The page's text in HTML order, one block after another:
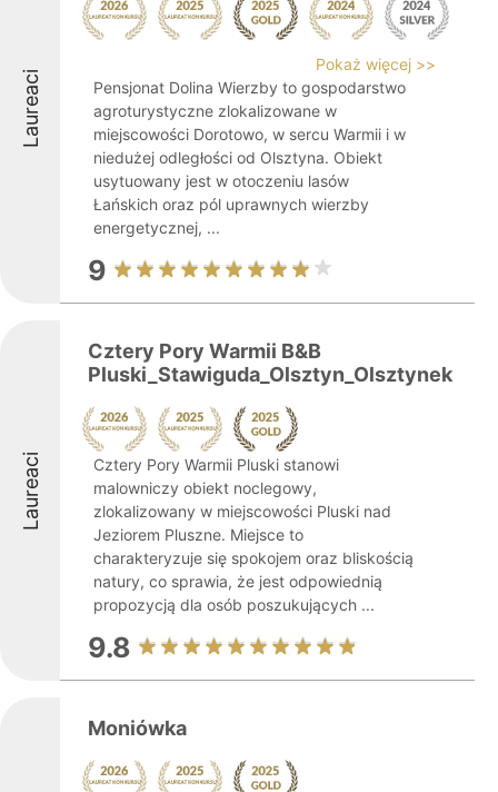
Laureaci
Pokaż więcej >>
Pensjonat Dolina Wierzby to gospodarstwo
agroturystyczne zlokalizowane w
miejscowości Dorotowo, w sercu Warmii i w
niedużej odległości od Olsztyna. Obiekt
usytuowany jest w otoczeniu lasów
Łańskich oraz pól uprawnych wierzby
energetycznej, ...
9
Laureaci
Cztery Pory Warmii B&B
Pluski_Stawiguda_Olsztyn_Olsztynek
Cztery Pory Warmii Pluski stanowi
malowniczy obiekt noclegowy,
zlokalizowany w miejscowości Pluski nad
Jeziorem Pluszne. Miejsce to
charakteryzuje się spokojem oraz bliskością
natury, co sprawia, że jest odpowiednią
propozycją dla osób poszukujących ...
9.8
Moniówka